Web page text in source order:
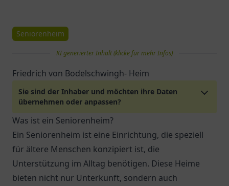
Seniorenheim
KI generierter Inhalt (klicke für mehr Infos)
Friedrich von Bodelschwingh- Heim
Sie sind der Inhaber und möchten ihre Daten
übernehmen oder anpassen?
Was ist ein Seniorenheim?
Ein Seniorenheim ist eine Einrichtung, die speziell
für ältere Menschen konzipiert ist, die
Unterstützung im Alltag benötigen. Diese Heime
bieten nicht nur Unterkunft, sondern auch